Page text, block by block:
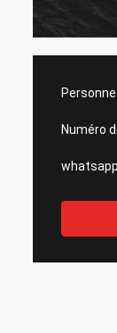
Numéro